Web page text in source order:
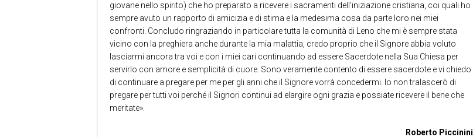
giovane nello spirito) che ho preparato a ricevere i sacramenti dell’iniziazione cristiana, coi quali ho
sempre avuto un rapporto di amicizia e di stima e la medesima cosa da parte loro nei miei
confronti. Concludo ringraziando in particolare tutta la comunità di Leno che mi è sempre stata
vicino con la preghiera anche durante la mia malattia, credo proprio che il Signore abbia voluto
lasciarmi ancora tra voi e con i miei cari continuando ad essere Sacerdote nella Sua Chiesa per
servirlo con amore e semplicità di cuore. Sono veramente contento di essere sacerdote e vi chiedo
di continuare a pregare per me per gli anni che il Signore vorrà concedermi. Io non tralascerò di
pregare per tutti voi perché il Signori continui ad elargire ogni grazia e possiate ricevere il bene che
meritate».
Roberto Piccinini